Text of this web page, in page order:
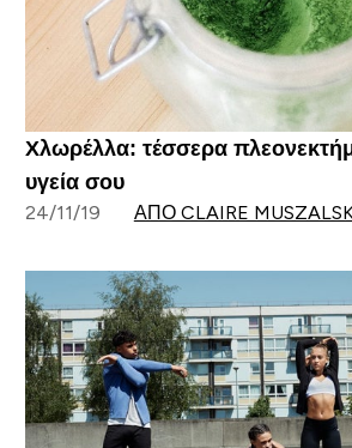
Χλωρέλλα: τέσσερα
υγεία σου
24/11/19 ΑΠΌ CLAIRE